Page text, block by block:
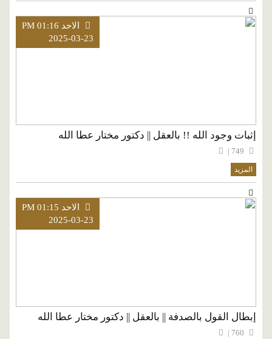
الاحد PM 01:16
2025-03-23
إثبات وجود الله !! بالعقل || دكتور مختار عطا الله
المزيد
الاحد PM 01:15
2025-03-23
إبطال القول بالصدفة || بالعقل || دكتور مختار عطا الله